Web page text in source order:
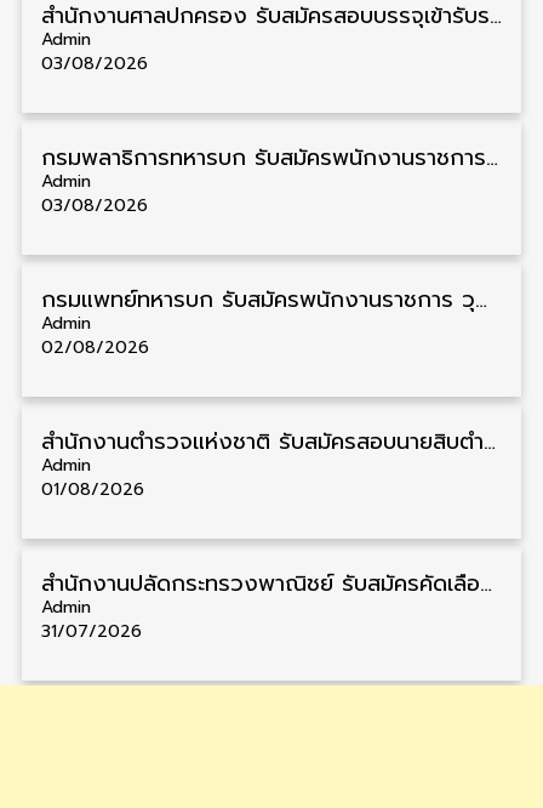
สํานักงานศาลปกครอง รับสมัครสอบบรรจุเข้ารับราชการ วุฒิ ป.ตรี 72 อัตรา รับสมัคร 31 สิงหาคม – 18 กันยายน
Admin
03/08/2026
กรมพลาธิการทหารบก รับสมัครพนักงานราชการ วุฒิ ม.3/ม.6/ปวช. 66 อัตรา รับสมัคร 10 – 17 สิงหาคม
Admin
03/08/2026
กรมแพทย์ทหารบก รับสมัครพนักงานราชการ วุฒิ ม.3/ม.6/ปวช./ปวท./ปวส. 6 อัตรา รับสมัคร 3 – 7 สิงหาคม
Admin
02/08/2026
สำนักงานตำรวจแห่งชาติ รับสมัครสอบนายสิบตำรวจ วุฒิ ม.6/ปวช. 6,000 อัตรา รับสมัคร 8 – 19 สิงหาคม
Admin
01/08/2026
สำนักงานปลัดกระทรวงพาณิชย์ รับสมัครคัดเลือกพนักงานราชการ วุฒิ ปวส./ป.ตรี 11 อัตรา รับสมัคร 10 – 21 สิงหาคม
Admin
31/07/2026